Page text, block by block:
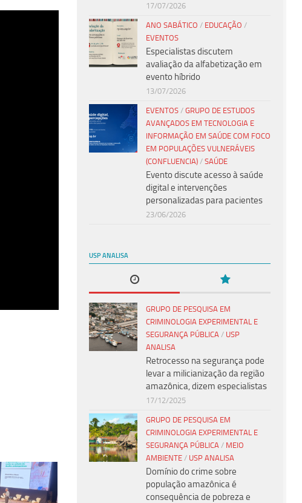
17/07/2026
ANO SABÁTICO / EDUCAÇÃO /
EVENTOS
Especialistas discutem
avaliação da alfabetização em
evento híbrido
13/07/2026
EVENTOS / GRUPO DE ESTUDOS
AVANÇADOS EM TECNOLOGIA E
INFORMAÇÃO EM SAÚDE COM FOCO
EM POPULAÇÕES VULNERÁVEIS
(CONFLUENCIA) / SAÚDE
Evento discute acesso à saúde
digital e intervenções
personalizadas para pacientes
23/06/2026
USP ANALISA
GRUPO DE PESQUISA EM
CRIMINOLOGIA EXPERIMENTAL E
SEGURANÇA PÚBLICA / USP
ANALISA
Retrocesso na segurança pode
levar a milicianização da região
amazônica, dizem especialistas
17/12/2025
GRUPO DE PESQUISA EM
CRIMINOLOGIA EXPERIMENTAL E
SEGURANÇA PÚBLICA / MEIO
AMBIENTE / USP ANALISA
Domínio do crime sobre
população amazônica é
consequência de pobreza e